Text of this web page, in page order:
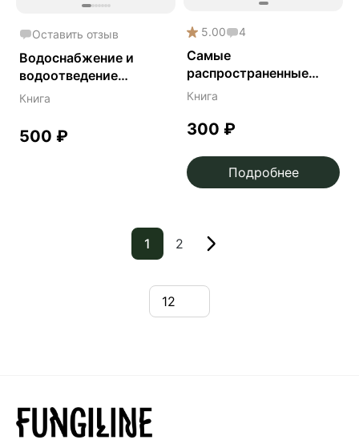
Оставить отзыв
Водоснабжение и
водоотведение
загрязнение
Я. Кофман
Книга
500 ₽
5.00 4
Самые
распространенные
съедобные грибы:
определитель
Книга
300 ₽
Подробнее
1 2